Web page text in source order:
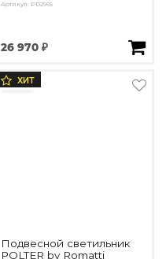
Артикул: PD2965
26 970 ₽
ХИТ
Подвесной светильник
POLTER by Romatti